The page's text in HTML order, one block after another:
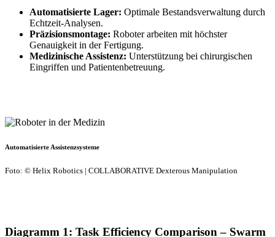
Automatisierte Lager: Optimale Bestandsverwaltung durch
Echtzeit-Analysen.
Präzisionsmontage: Roboter arbeiten mit höchster
Genauigkeit in der Fertigung.
Medizinische Assistenz: Unterstützung bei chirurgischen
Eingriffen und Patientenbetreuung.
Automatisierte Assistenzsysteme
Foto: © Helix Robotics | COLLABORATIVE Dexterous Manipulation
Diagramm 1: Task Efficiency Comparison – Swarm